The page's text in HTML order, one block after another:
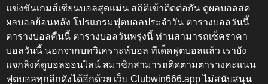
แข่งขันเกมส์เซียนบอลสุดแม่น สถิติเข้าติดต่อกัน ดูผลบอลสด
ผลบอลย้อนหลัง โปรแกรมฟุตบอลประจำวัน ตารางบอลวันนี้
ตารางบอลคืนนี้ ตารางบอลวันพรุ่งนี้ ท่านสามารถเช็คราคา
บอลวันนี้ นอกจากบทวิเคราะห์บอล ทีเด็ดฟุตบอลแล้ว เรายัง
แจกลิงค์ดูบอลออนไลน์ สมาชิกสามารถติดตามตารางคะแนน
ฟุตบอลทุกลีกดังได้อีกด้วย เว็บ Clubwin666.appไม่สนับสนุน